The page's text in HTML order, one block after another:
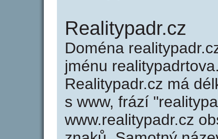
Realitypadr.cz
Doména
jménu
Realitypadr.cz má
s www, frází
www.realitypadr.cz